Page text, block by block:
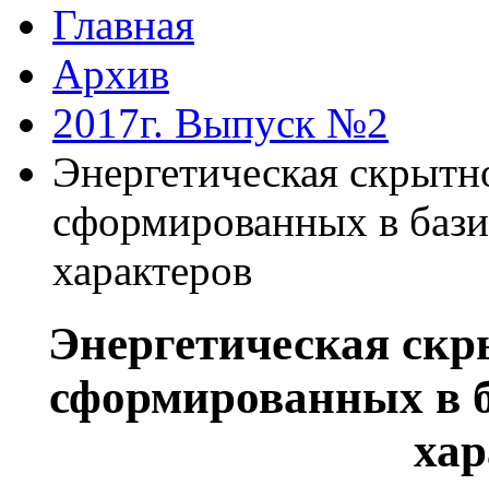
Главная
Архив
2017г. Выпуск №2
Энергетическая
сформированных в
характеров
Энергетическая
сформированных в